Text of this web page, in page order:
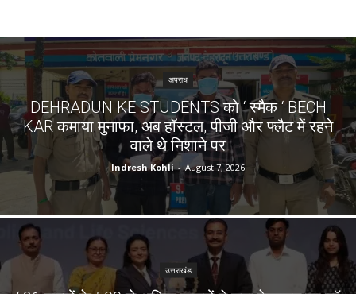
अपराध
DEHRADUN KE STUDENTS को ‘ स्मैक ‘ BECH
KAR कमाया मुनाफा, अब हॉस्टल, पीजी और फ्लैट में रहने
वाले थे निशाने पर
Indresh Kohli - August 7, 2026
उत्तराखंड